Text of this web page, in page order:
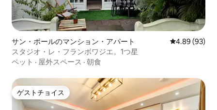
サン・ポールのマンション・アパート レビュー93
4.89 (93)
スタジオ・レ・フランボワジエ。1つ星
ペット · 屋外スペース · 朝食
ゲストチョイス
ゲストチョイス